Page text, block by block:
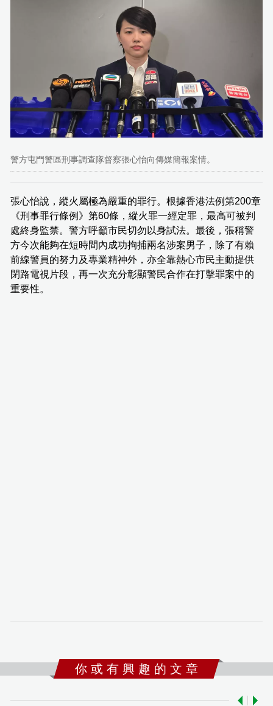
警方屯門警區刑事調查隊督察張心怡向傳媒簡報案情。
張心怡說，縱火屬極為嚴重的罪行。根據香港法例第200章
《刑事罪行條例》第60條，縱火罪一經定罪，最高可被判
處終身監禁。警方呼籲市民切勿以身試法。最後，張稱警
方今次能夠在短時間內成功拘捕兩名涉案男子，除了有賴
前線警員的努力及專業精神外，亦全靠熱心市民主動提供
閉路電視片段，再一次充分彰顯警民合作在打擊罪案中的
重要性。
你 或 有 興 趣 的 文 章